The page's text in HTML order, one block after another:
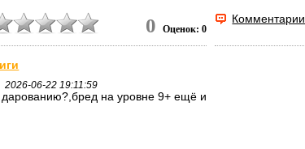
– Вы про что, уважаемый?
– неожиданно перешел на крик
с тобой...
0 Оценок: 0
Комментарии
2026-06-22 19:11:59
дарованию?,бред на уровне 9+ ещё и